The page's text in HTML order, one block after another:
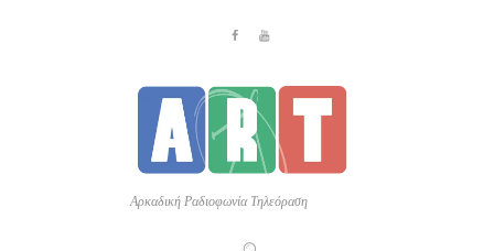
Αρκαδική Ραδιοφωνία Τηλεόραση